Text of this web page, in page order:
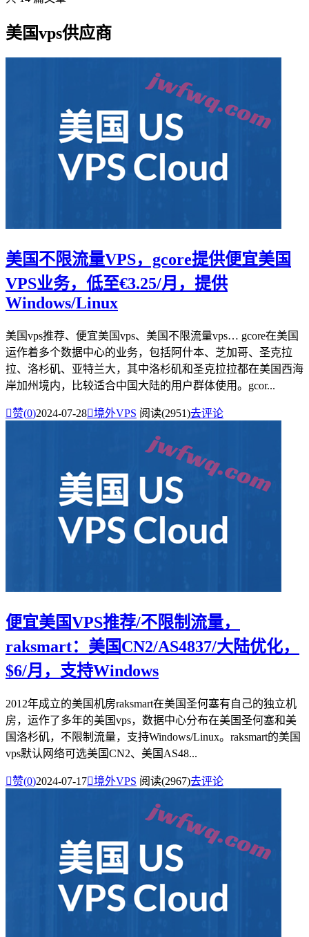
美国vps供应商
美国不限流量VPS，gcore提供便宜美国
VPS业务，低至€3.25/月，提供
Windows/Linux
美国vps推荐、便宜美国vps、美国不限流量vps… gcore在美国
运作着多个数据中心的业务，包括阿什本、芝加哥、圣克拉
拉、洛杉矶、亚特兰大，其中洛杉矶和圣克拉拉都在美国西海
岸加州境内，比较适合中国大陆的用户群体使用。gcor...
赞(0)2024-07-28境外VPS 阅读(2951)去评论
便宜美国VPS推荐/不限制流量，
raksmart：美国CN2/AS4837/大陆优化，
$6/月，支持Windows
2012年成立的美国机房raksmart在美国圣何塞有自己的独立机
房，运作了多年的美国vps，数据中心分布在美国圣何塞和美
国洛杉矶，不限制流量，支持Windows/Linux。raksmart的美国
vps默认网络可选美国CN2、美国AS48...
赞(0)2024-07-17境外VPS 阅读(2967)去评论